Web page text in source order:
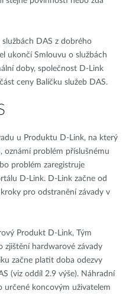
DAS z dobrého
ukončí Smlouvu o službách
doby, společnost D-Link
ceny Balíčku služeb DAS.
u Produktu D-Link, na který
oznámí problém příslušnému
problém zaregistruje
D-Link. D-Link začne od
pro odstranění závady v
Produkt D-Link, Tým
zjištění hardwarové závady
začne platit doba odezvy
(viz oddíl 2.9 výše). Náhradní
určené koncovým uživatelem